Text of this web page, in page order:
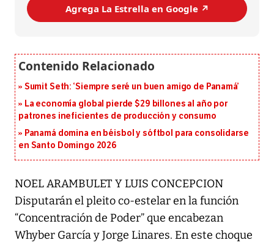
Agrega La Estrella en Google ↗️
Sumit Seth: ‘Siempre seré un buen amigo de Panamá’
La economía global pierde $29 billones al año por
patrones ineficientes de producción y consumo
Panamá domina en béisbol y sóftbol para consolidarse
en Santo Domingo 2026
NOEL ARAMBULET Y LUIS CONCEPCION
Disputarán el pleito co-estelar en la función
“Concentración de Poder” que encabezan
Whyber García y Jorge Linares. En este choque